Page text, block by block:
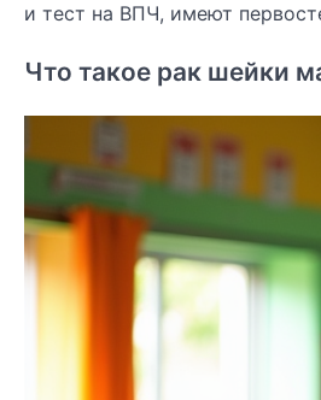
и тест на ВПЧ, имеют
Что такое рак шейки